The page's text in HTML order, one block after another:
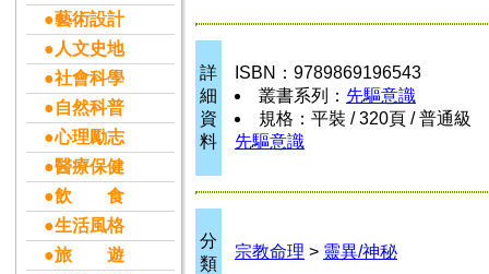
●藝術設計
●人文史地
●社會科學
●自然科普
●心理勵志
●醫療保健
●飲 食
●生活風格
●旅 遊
詳
細
資
料
ISBN：9789869196543
叢書系列： 先驅意識
規格：平裝 / 320頁 / 普通級
先驅意識
分
類
宗教命理 > 靈異/神秘